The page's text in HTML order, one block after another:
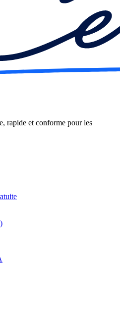
rapide et conforme pour les